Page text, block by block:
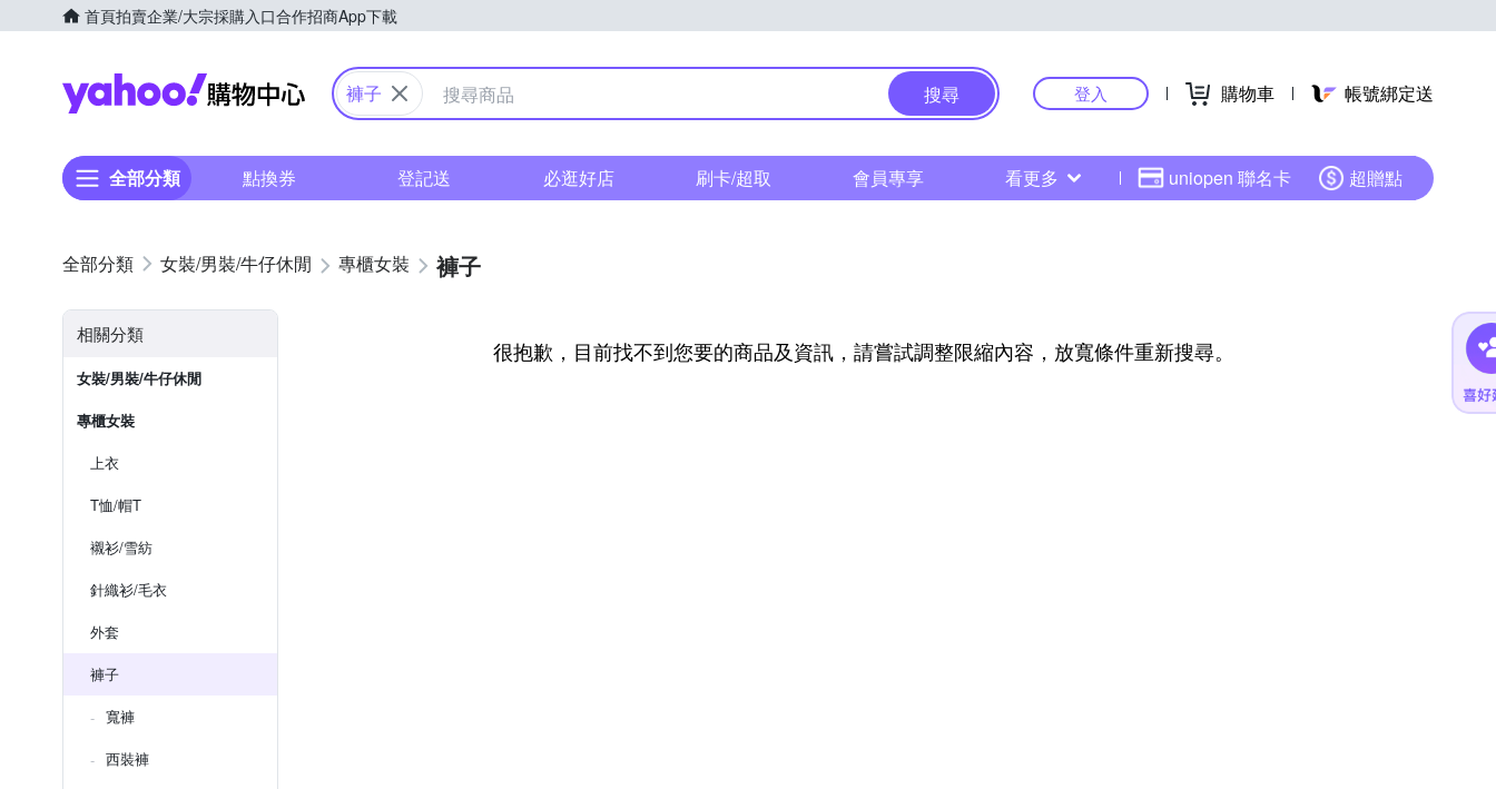
首頁拍賣企業/大宗採購入口合作招商App下載
Yahoo購物中心
褲子 搜尋 登入 購物車 帳號綁定送
全部分類 點換券 登記送 必逛好店 刷卡/超取 會員專享 看更多 uniopen 聯名卡 超贈點
女裝/男裝/牛仔休閒 專櫃女裝 褲子
相關分類
女裝/男裝/牛仔休閒
專櫃女裝
上衣
T恤/帽T
襯衫/雪紡
針織衫/毛衣
外套
褲子
寬褲
西裝褲
很抱歉，目前找不到您要的商品及資訊，請嘗試調整限縮內容，放寬條件重新搜尋。